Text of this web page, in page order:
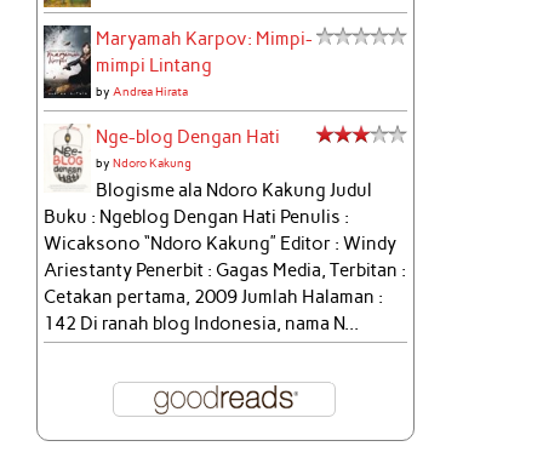
Maryamah Karpov: Mimpi-
mimpi Lintang
by Andrea Hirata
Nge-blog Dengan Hati
byNdoro Kakung
Blogisme ala Ndoro Kakung Judul
Buku : Ngeblog Dengan Hati Penulis :
Wicaksono “Ndoro Kakung” Editor : Windy
Ariestanty Penerbit : Gagas Media, Terbitan :
Cetakan pertama, 2009 Jumlah Halaman :
142 Di ranah blog Indonesia, nama N...